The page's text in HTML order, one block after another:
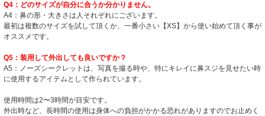
Q4：どのサイズが自分に合うか分かりません。
A4：鼻の形・大きさは人それぞれにございます。
最初は複数のサイズを試して頂くか、一番小さい【XS】から使い始めて頂く事が
オススメです。
Q5：装用して外出しても良いですか？
A5：ノーズシークレットは、写真を撮る時や、特にキレイに鼻スジを見せたい時
に使用するアイテムとして作られています。
使用時間は2〜3時間が目安です。
外出時など、長時間の使用は身体への負担がかかる恐れがありますのでお止めく